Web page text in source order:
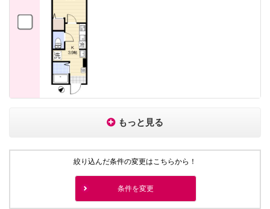
もっと見る
絞り込んだ条件の変更はこちらから！
条件を変更